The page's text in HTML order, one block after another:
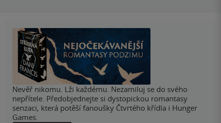
Nevěř nikomu. Lži každému. Nezamiluj se do svého
nepřítele. Předobjednejte si dystopickou romantasy
senzaci, která potěší fanoušky Čtvrtého křídla i Hunger
Games.